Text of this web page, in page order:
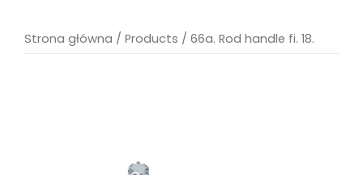
Strona główna / Products / 66a. Rod handle fi. 18.